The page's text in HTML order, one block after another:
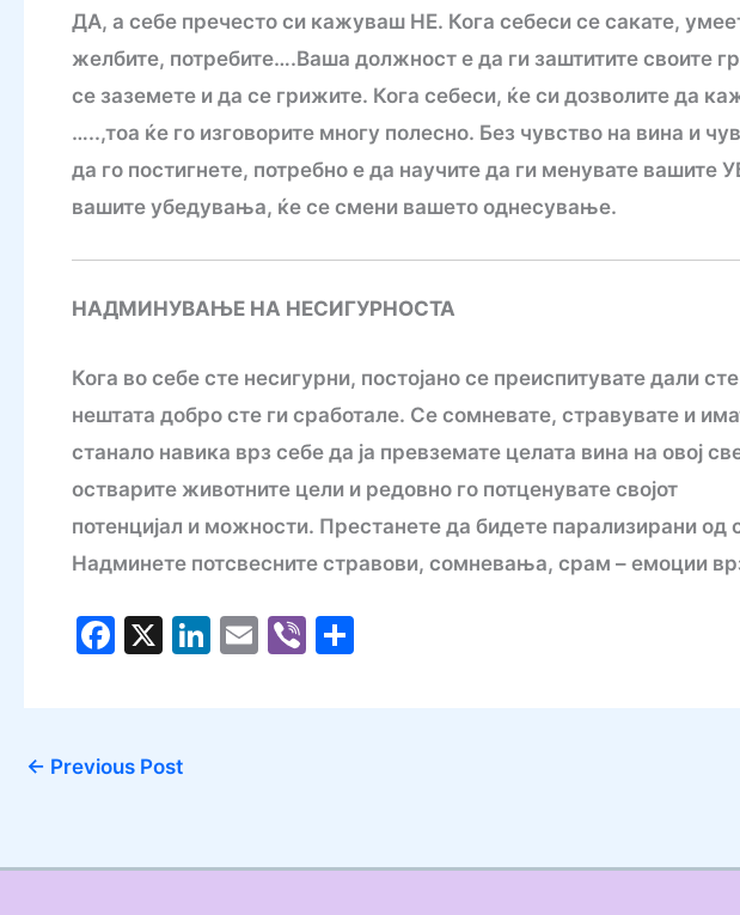
ДА, а себе пречесто си кажуваш НЕ. Кога себеси се сакате,
желбите, потребите….Ваша должност е да ги заштитите своите
се заземете и да се грижите. Кога себеси, ќе си дозволите да
…..,тоа ќе го изговорите многу полесно. Без чувство на вина и
да го постигнете, потребно е да научите да ги менувате
вашите убедувања, ќе се смени вашето однесување.
НАДМИНУВАЊЕ НА НЕСИГУРНОСТА
Кога во себе сте несигурни, постојано се преиспитувате дали
нештата добро сте ги сработале. Се сомневате, стравувате и
станало навика врз себе да ја превземате целата вина на овој
остварите животните цели и редовно го потценувате својот
потенцијал и можности. Престанете да бидете парализирани од
Надминете потсвесните стравови, сомневања, срам – емоции
F
b
o
X
Li E
Vi
← Previous Post